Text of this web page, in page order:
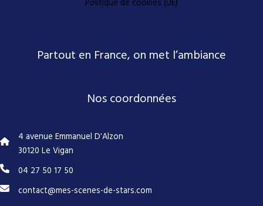
Politique de cookies (UE)
Partout en France, on met l’ambiance
Nos coordonnées
4 avenue Emmanuel D'Alzon
30120 Le Vigan
04 27 50 17 50
contact@mes-scenes-de-stars.com